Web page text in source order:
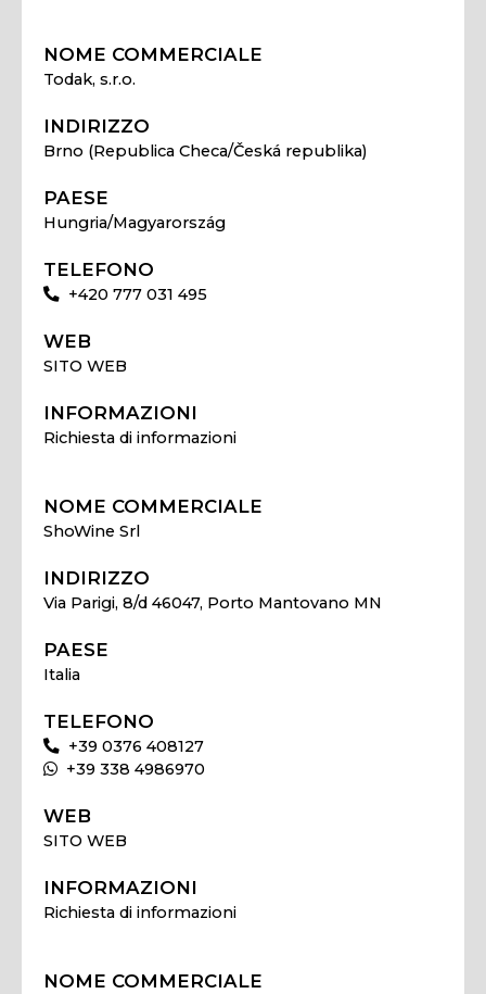
NOME COMMERCIALE
Todak, s.r.o.
INDIRIZZO
Brno (Republica Checa/Česká republika)
PAESE
Hungria/Magyarország
TELEFONO
+420 777 031 495
WEB
SITO WEB
INFORMAZIONI
Richiesta di informazioni
NOME COMMERCIALE
ShoWine Srl
INDIRIZZO
Via Parigi, 8/d 46047, Porto Mantovano MN
PAESE
Italia
TELEFONO
+39 0376 408127
+39 338 4986970
WEB
SITO WEB
INFORMAZIONI
Richiesta di informazioni
NOME COMMERCIALE